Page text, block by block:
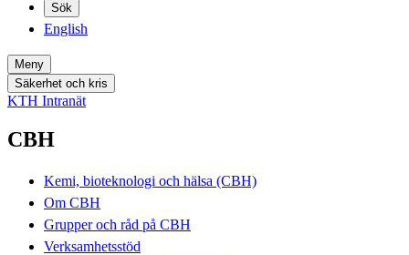
Sök
English
Meny
Säkerhet och kris
KTH Intranät
CBH
Kemi, bioteknologi och hälsa (CBH)
Om CBH
Grupper och råd på CBH
Verksamhetsstöd